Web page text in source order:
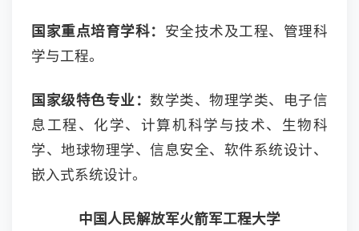
国家重点培育学科： 安全技术及工程、管理科
学与工程。
国家级特色专业：数学类、物理学类、电子信
息工程、化学、计算机科学与技术、生物科
学、地球物理学、信息安全、软件系统设计、
嵌入式系统设计。
中国人民解放军火箭军工程大学